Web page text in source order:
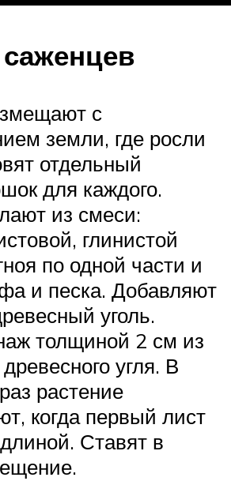
с
земли, где росли
отдельный
для каждого.
из смеси:
глинистой
по одной части и
и песка. Добавляют
уголь.
толщиной 2 см из
угля. В
растение
когда первый лист
Ставят в